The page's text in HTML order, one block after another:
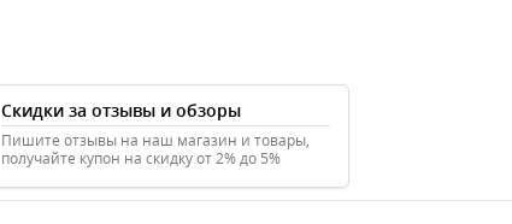
Скидки за отзывы и обзоры
Пишите отзывы на наш магазин и товары,
получайте купон на скидку от 2% до 5%